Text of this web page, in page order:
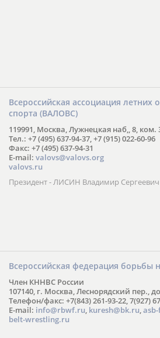
Всероссийская ассоциация летних
спорта (ВАЛОВС)
119991, Москва, Лужнецкая наб,, 8, ком.
Тел.: +7 (495) 637-94-37, +7 (915) 022-60-96
Факс: +7 (495) 637-94-31
E-mail: valovs@valovs.org
valovs.ru
Президент - ЛИСИН Владимир Сергеевич
Всероссийская федерация борьбы
Член КННВС России
107140, г. Москва, Леснорядский пер.,
Телефон/факс: +7(843) 261-93-22, 7(927)
E-mail: info@rbwf.ru, kuresh@bk.ru,
belt-wrestling.ru